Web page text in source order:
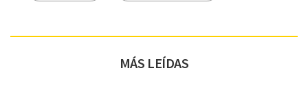
MÁS LEÍDAS